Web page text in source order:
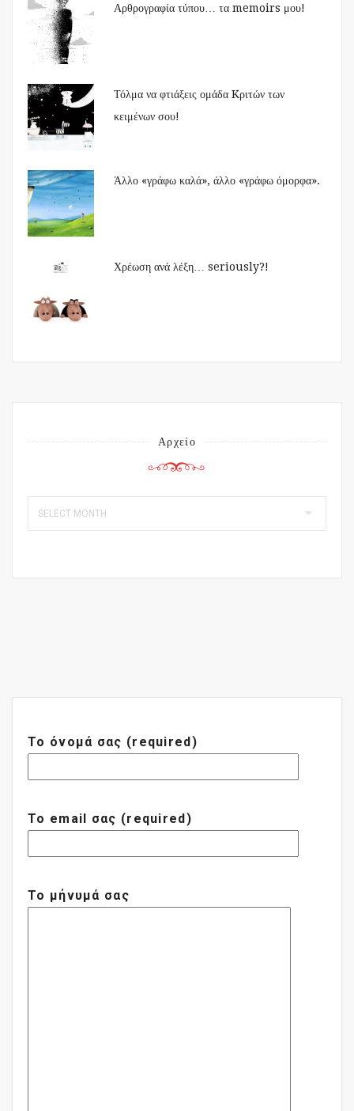
Αρθρογραφία τύπου… τα memoirs μου!
Τόλμα να φτιάξεις ομάδα Kριτών των
κειμένων σου!
Άλλο «γράφω καλά», άλλο «γράφω όμορφα».
Χρέωση ανά λέξη… seriously?!
Αρχείο
Το όνομά σας (required)
Το email σας (required)
Το μήνυμά σας